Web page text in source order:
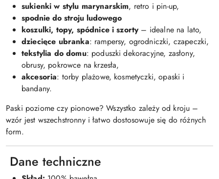
sukienki w stylu marynarskim, retro i pin-up,
spodnie do stroju ludowego
koszulki, topy, spódnice i szorty– idealne na lato,
dziecięce ubranka: rampersy, ogrodniczki, czapeczki,
tekstylia do domu: poduszki dekoracyjne, zasłony,
obrusy, pokrowce na krzesła,
akcesoria: torby plażowe, kosmetyczki, opaski i
bandany.
Paski poziome czy pionowe? Wszystko zależy od kroju –
wzór jest wszechstronny i łatwo dostosowuje się do różnych
form.
Dane techniczne